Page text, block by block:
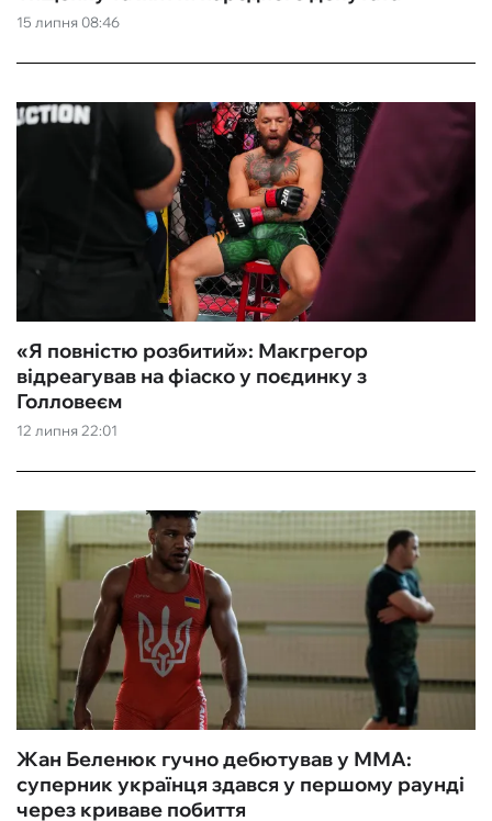
15 липня 08:46
12 липня 22:01
«‎Я повністю розбитий»: Макгрегор
відреагував на фіаско у поєдинку з
Голловеєм
Жан Беленюк гучно дебютував у ММА:
суперник українця здався у першому раунді
через криваве побиття